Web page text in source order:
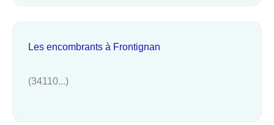
Les encombrants à Frontignan
(34110...)